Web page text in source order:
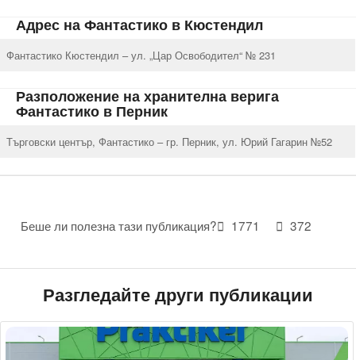
Адрес на Фантастико в Кюстендил
Фантастико Кюстендил – ул. „Цар Освободител“ № 231
Разположение на хранителна верига
Фантастико в Перник
Търговски център, Фантастико – гр. Перник, ул. Юрий Гагарин №52
Беше ли полезна тази публикация? 1771 372
Разгледайте други публикации